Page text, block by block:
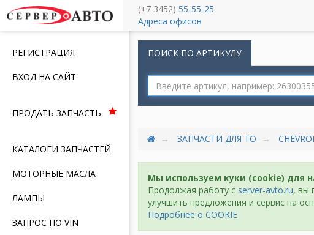
Меню
РЕГИСТРАЦИЯ
ВХОД НА САЙТ
ПРОДАТЬ ЗАПЧАСТЬ
КАТАЛОГИ ЗАПЧАСТЕЙ
МОТОРНЫЕ МАСЛА
ЛАМПЫ
ЗАПРОС ПО VIN
(+7 3452) 55-55-25
Адреса офисов
ПОИСК ПО АРТИКУЛУ
ЗАПЧАСТИ ДЛЯ ТО
Мы используем куки (cookie) для
Продолжая работу с server-avto.ru, вы
улучшить предложения и сервис на
Подробнее о COOKIE